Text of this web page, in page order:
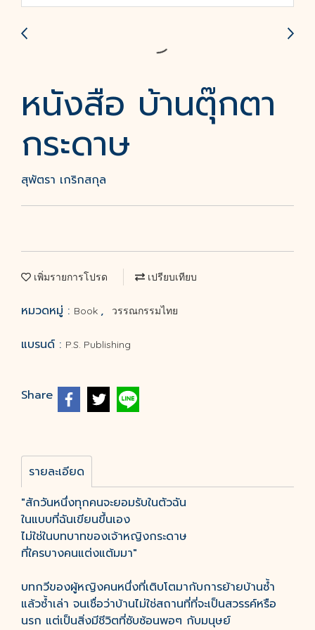
หนังสือ บ้านตุ๊กตา
กระดาษ
สุพัตรา เกริกสกุล
เพิ่มรายการโปรด เปรียบเทียบ
หมวดหมู่ : Book , วรรณกรรมไทย
แบรนด์ : P.S. Publishing
Share
รายละเอียด
"สักวันหนึ่งทุกคนจะยอมรับในตัวฉัน
ในแบบที่ฉันเขียนขึ้นเอง
ไม่ใช่ในบทบาทของเจ้าหญิงกระดาษ
ที่ใครบางคนแต่งแต้มมา"
บทกวีของผู้หญิงคนหนึ่งที่เติบโตมากับการย้ายบ้านซ้ำ
แล้วซ้ำเล่า จนเชื่อว่าบ้านไม่ใช่สถานที่ที่จะเป็นสวรรค์หรือ
นรก แต่เป็นสิ่งมีชีวิตที่ซับซ้อนพอๆ กับมนุษย์